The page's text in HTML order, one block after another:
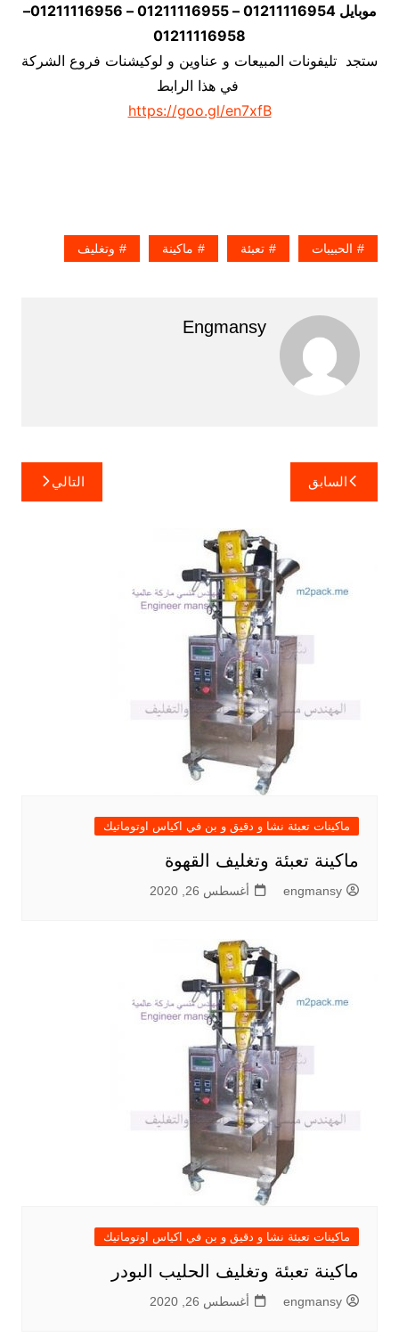
موبايل 01211116954 – 01211116955 – 01211116956–
01211116958
ستجد تليفونات المبيعات و عناوين و لوكيشنات فروع الشركة
في هذا الرابط
https://goo.gl/en7xfB
الحبيبات تعبئة ماكينة وتغليف
Engmansy
تصفّح
المقالات
السابق التالي
ماكينات تعبئة نشا و دقيق و بن في اكياس اوتوماتيك
ماكينة تعبئة وتغليف القهوة
engmansy أغسطس 26, 2020
ماكينات تعبئة نشا و دقيق و بن في اكياس اوتوماتيك
ماكينة تعبئة وتغليف الحليب البودر
engmansy أغسطس 26, 2020